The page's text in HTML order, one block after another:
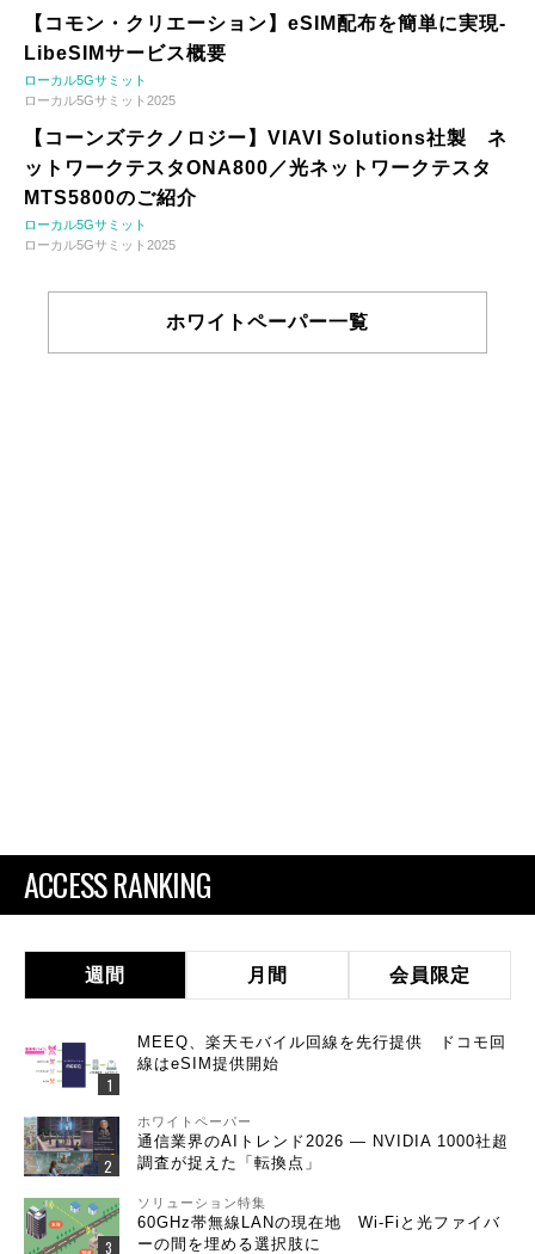
【コモン・クリエーション】eSIM配布を簡単に実現-
LibeSIMサービス概要
ローカル5Gサミット
ローカル5Gサミット2025
【コーンズテクノロジー】VIAVI Solutions社製 ネ
ットワークテスタONA800／光ネットワークテスタ
MTS5800のご紹介
ローカル5Gサミット
ローカル5Gサミット2025
ホワイトペーパー一覧
ACCESS RANKING
週間 月間 会員限定
MEEQ、楽天モバイル回線を先行提供 ドコモ回
線はeSIM提供開始
ホワイトペーパー
通信業界のAIトレンド2026 ― NVIDIA 1000社超
調査が捉えた「転換点」
ソリューション特集
60GHz帯無線LANの現在地 Wi-Fiと光ファイバ
ーの間を埋める選択肢に